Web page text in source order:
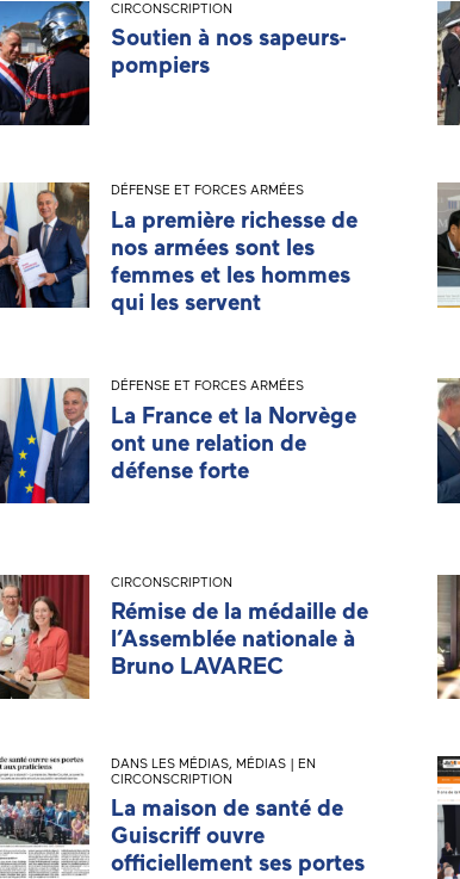
CIRCONSCRIPTION
Soutien à nos sapeurs-
pompiers
DÉFENSE ET FORCES ARMÉES
La première richesse de
nos armées sont les
femmes et les hommes
qui les servent
DÉFENSE ET FORCES ARMÉES
La France et la Norvège
ont une relation de
défense forte
CIRCONSCRIPTION
Rémise de la médaille de
l’Assemblée nationale à
Bruno LAVAREC
DANS LES MÉDIAS, MÉDIAS | EN
CIRCONSCRIPTION
La maison de santé de
Guiscriff ouvre
officiellement ses portes